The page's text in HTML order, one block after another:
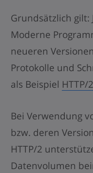
Grundsätzlich
Moderne
neueren
Protokolle und
als Beispiel HTTP/2
Bei Verwendung
bzw. deren
HTTP/2
Datenvolumen